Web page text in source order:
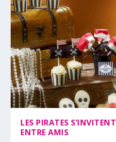
LES PIRATES
ENTRE AMIS